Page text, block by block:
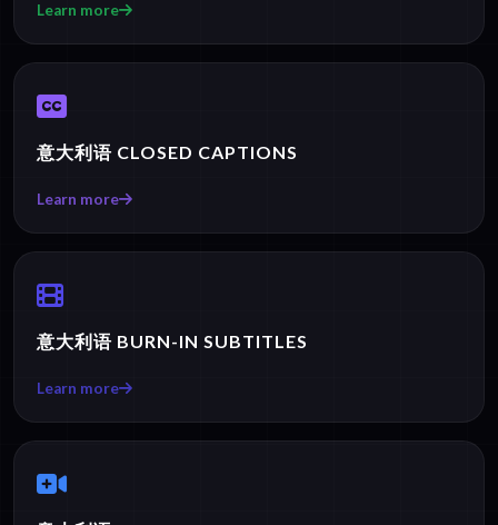
Learn more
意大利语 CLOSED CAPTIONS
Learn more
意大利语 BURN-IN SUBTITLES
Learn more